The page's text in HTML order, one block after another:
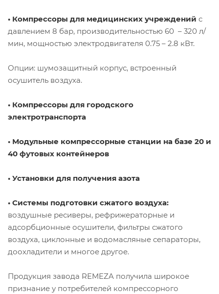
• Компрессоры для медицинских учреждений с
давлением 8 бар, производительностью 60 – 320 л/
мин, мощностью электродвигателя 0.75 – 2.8 кВт.
Опции: шумозащитный корпус, встроенный
осушитель воздуха.
• Компрессоры для городского
электротранспорта
• Модульные компрессорные станции на базе 20 и
40 футовых контейнеров
• Установки для получения азота
• Системы подготовки сжатого воздуха:
воздушные ресиверы, рефрижераторные и
адсорбционные осушители, фильтры сжатого
воздуха, циклонные и водомасляные сепараторы,
доохладители и многое другое.
Продукция завода REMEZA получила широкое
признание у потребителей компрессорного